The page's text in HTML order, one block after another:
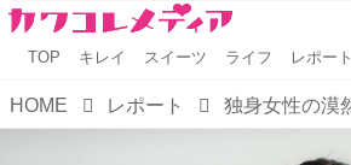
TOP キレイ スイーツ ライフ レポート
HOME レポート